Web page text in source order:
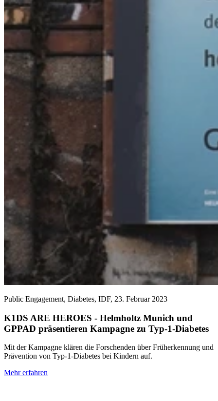
Public Engagement, Diabetes, IDF, 23. Februar 2023
K1DS ARE HEROES - Helmholtz Munich und
GPPAD präsentieren Kampagne zu Typ-1-Diabetes
Mit der Kampagne klären die Forschenden über Früherkennung und
Prävention von Typ-1-Diabetes bei Kindern auf.
Mehr erfahren